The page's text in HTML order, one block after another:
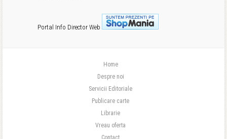
Portal Info Director Web
Home
Despre noi
Servicii Editoriale
Publicare carte
Librarie
Vreau oferta